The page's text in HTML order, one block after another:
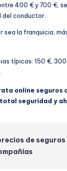
400 € y 700 €,
conductor.
sea la franquicia,
típicas: 150 €,
online seguros
seguridad y
de seguros